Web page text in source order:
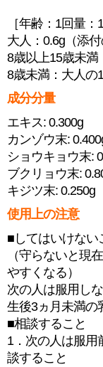
［年齢：1回量：
大人：0.6g（添
8歳以上15歳未満
8歳未満：大人の
成分分量
エキス: 0.300g
カンゾウ末:
ショウキョウ末:
ブクリョウ末:
キジツ末: 0.250g
使用上の注意
■してはいけない
（守らないと現
やすくなる）
次の人は服用し
生後3ヵ月未満の
■相談すること
1．次の人は服用
談すること